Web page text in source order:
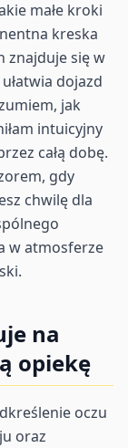
małe kroki
kreska
znajduje się w
dojazd
jak
intuicyjny
całą dobę.
gdy
chwilę dla
w atmosferze
na
opiekę
oczu
oraz